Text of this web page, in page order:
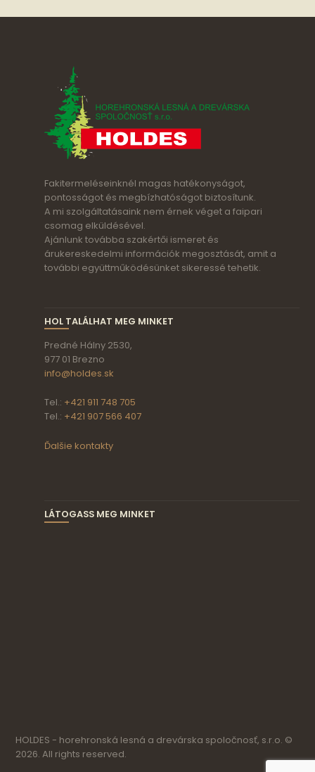
Fakitermeléseinknél magas hatékonyságot,
pontosságot és megbízhatóságot biztosítunk.
A mi szolgáltatásaink nem érnek véget a faipari
csomag elküldésével.
Ajánlunk továbba szakértői ismeret és
árukereskedelmi információk megosztását, amit a
további együttműködésünket sikeressé tehetik.
HOL TALÁLHAT MEG MINKET
Predné Hálny 2530,
977 01 Brezno
info@holdes.sk
Tel.: +421 911 748 705
Tel.: +421 907 566 407
Ďalšie kontakty
LÁTOGASS MEG MINKET
HOLDES - horehronská lesná a drevárska spoločnosť, s.r.o. ©
2026. All rights reserved.